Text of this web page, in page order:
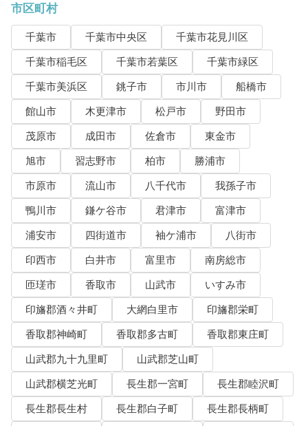
市区町村
千葉市 千葉市中央区
千葉市花見川区
千葉市稲毛区
千葉市若葉区
千葉市緑区
千葉市美浜区
銚子市 市川市
船橋市
館山市
木更津市 松戸市
野田市
茂原市
成田市 佐倉市
東金市
旭市
習志野市 柏市
勝浦市
市原市
流山市 八千代市
我孫子市
鴨川市
鎌ケ谷市 君津市
富津市
浦安市
四街道市 袖ケ浦市
八街市
印西市
白井市 富里市
南房総市
匝瑳市
香取市 山武市
いすみ市
印旛郡酒々井町
大網白里市
印旛郡栄町
香取郡神崎町
香取郡多古町
香取郡東庄町
山武郡九十九里町
山武郡芝山町
山武郡横芝光町
長生郡一宮町
長生郡睦沢町
長生郡長生村
長生郡白子町
長生郡長柄町